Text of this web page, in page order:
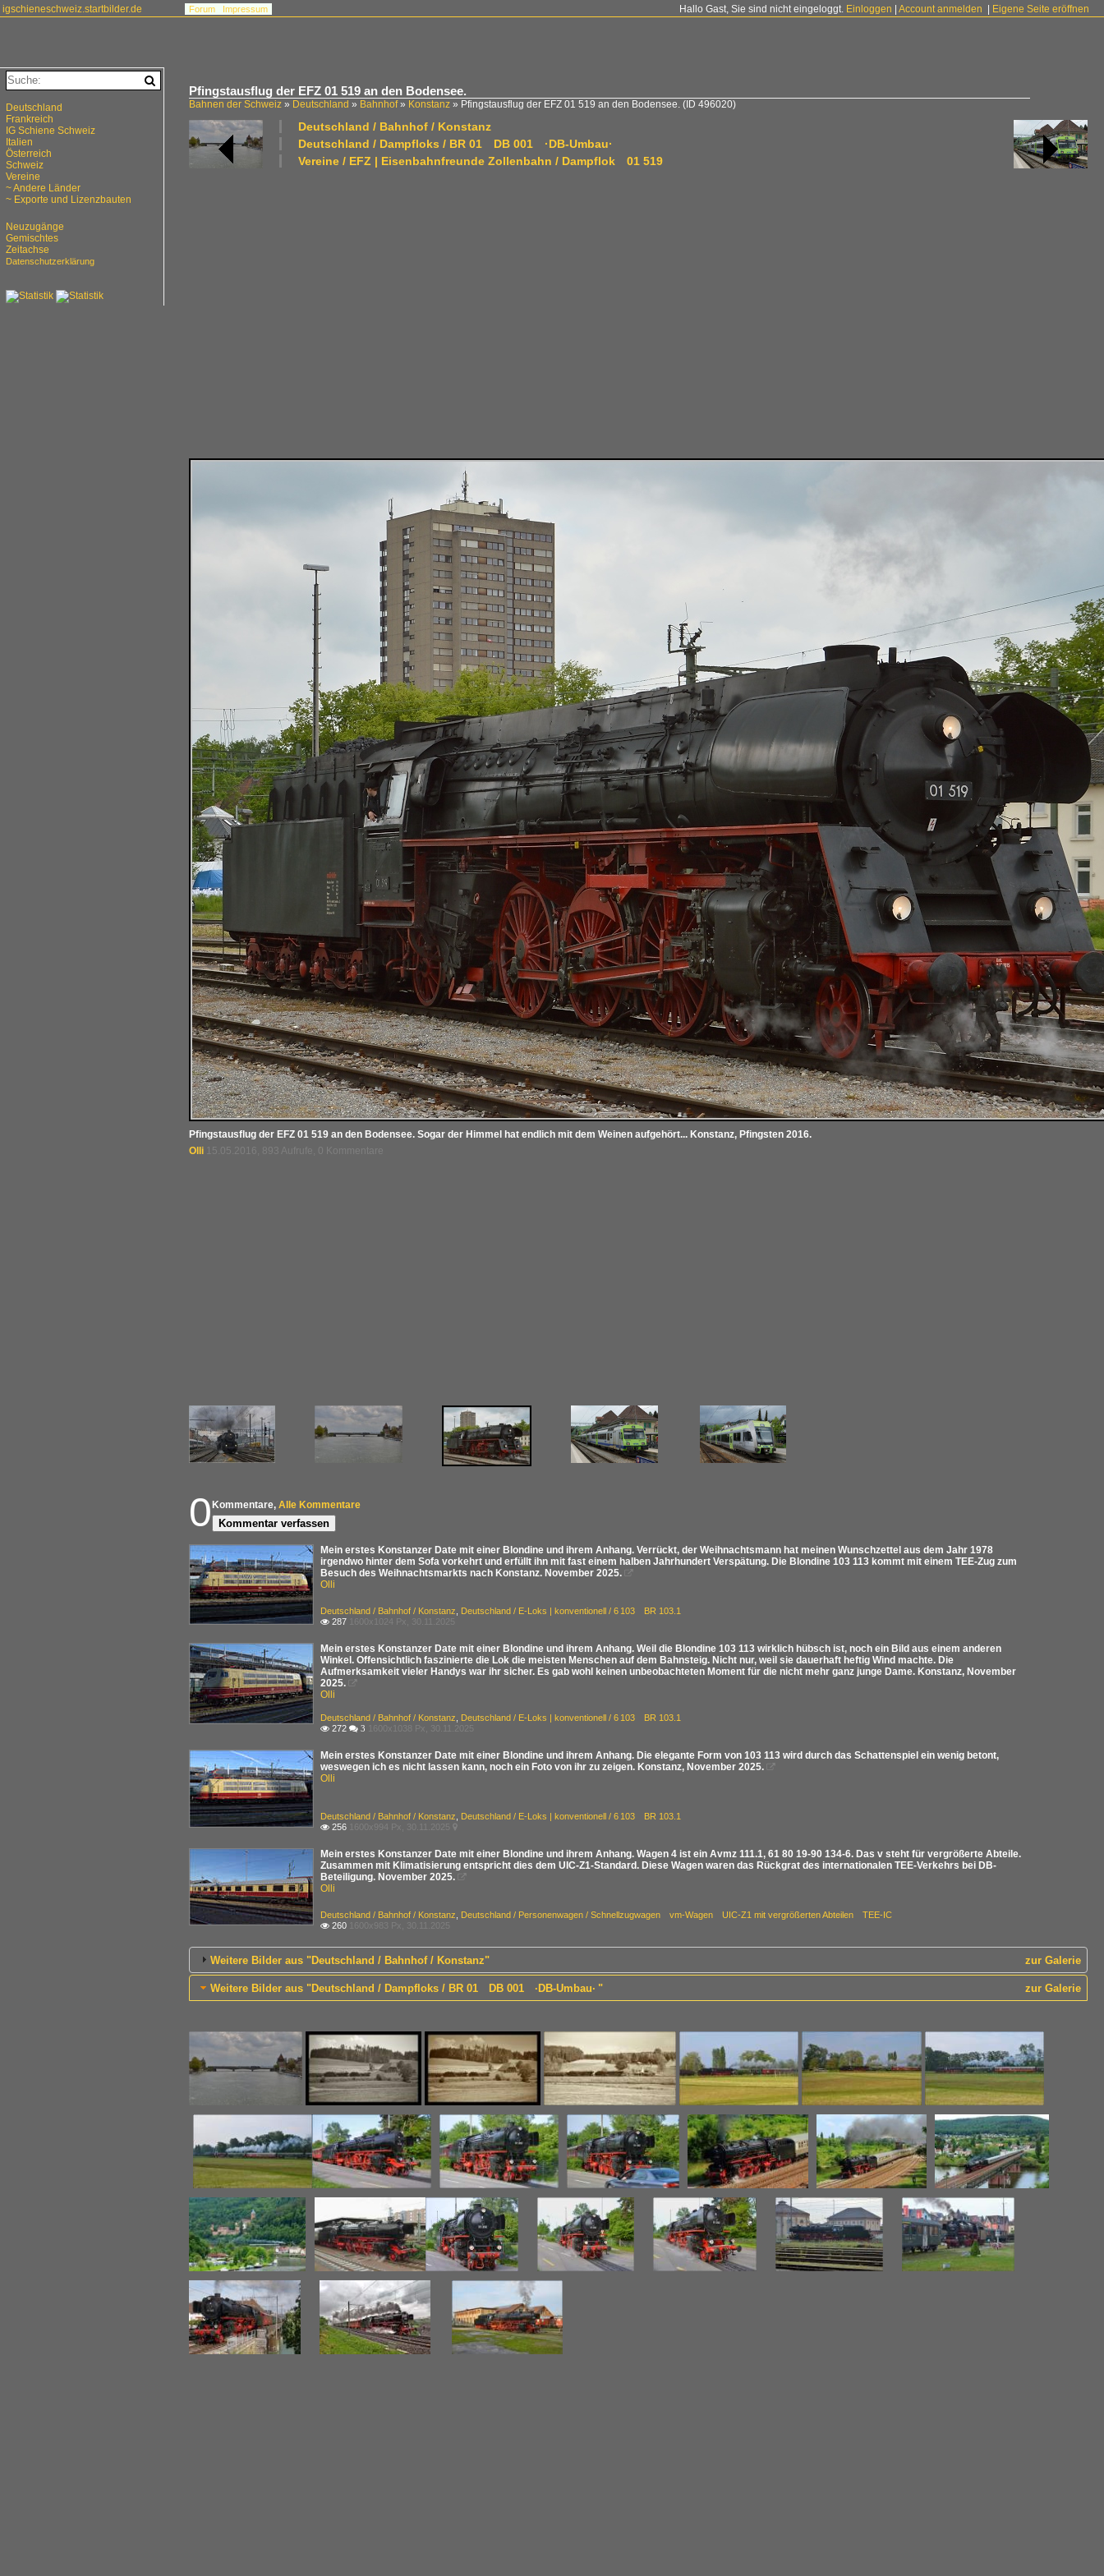
igschieneschweiz.startbilder.de Hallo Gast, Sie sind nicht eingeloggt. Einloggen Account anmelden Eigene Seite eröffnen
Forum Impressum
Pfingstausflug der EFZ 01 519 an den Bodensee.
Bahnen der Schweiz » Deutschland » Bahnhof» Konstanz » Pfingstausflug der EFZ 01 519 an den Bodensee. (ID 496020)
Deutschland / Bahnhof / Konstanz
Deutschland / Dampfloks / BR 01 DB 001 ·DB-Umbau·
Vereine / EFZ | Eisenbahnfreunde Zollenbahn / Dampflok 01 519
Pfingstausflug der EFZ 01 519 an den Bodensee. Sogar der Himmel hat endlich mit dem Weinen aufgehört... Konstanz, Pfingsten 2016.
Olli
15.05.2016, 893 Aufrufe, 0 Kommentare
0 Kommentare, Alle Kommentare
Kommentar verfassen
Mein erstes Konstanzer Date mit einer Blondine und ihrem Anhang. Verrückt, der Weihnachtsmann hat meinen Wunschzettel aus dem Jahr 1978
irgendwo hinter dem Sofa vorkehrt und erfüllt ihn mit fast einem halben Jahrhundert Verspätung. Die Blondine 103 113 kommt mit einem TEE-Zug zum
Besuch des Weihnachtsmarkts nach Konstanz. November 2025.

Olli
Deutschland / Bahnhof / Konstanz Deutschland / E-Loks | konventionell / 6 103 BR 103.1
 287 1600x1024 Px, 30.11.2025
Mein erstes Konstanzer Date mit einer Blondine und ihrem Anhang. Weil die Blondine 103 113 wirklich hübsch ist, noch ein Bild aus einem anderen
Winkel. Offensichtlich faszinierte die Lok die meisten Menschen auf dem Bahnsteig. Nicht nur, weil sie dauerhaft heftig Wind machte. Die
Aufmerksamkeit vieler Handys war ihr sicher. Es gab wohl keinen unbeobachteten Moment für die nicht mehr ganz junge Dame. Konstanz, November
2025.

Olli
Deutschland / Bahnhof / Konstanz Deutschland / E-Loks | konventionell / 6 103 BR 103.1
 272  3 1600x1038 Px, 30.11.2025
Mein erstes Konstanzer Date mit einer Blondine und ihrem Anhang. Die elegante Form von 103 113 wird durch das Schattenspiel ein wenig betont,
weswegen ich es nicht lassen kann, noch ein Foto von ihr zu zeigen. Konstanz, November 2025.

Olli
Deutschland / Bahnhof / Konstanz Deutschland / E-Loks | konventionell / 6 103 BR 103.1
 256 1600x994 Px, 30.11.2025 
Mein erstes Konstanzer Date mit einer Blondine und ihrem Anhang. Wagen 4 ist ein Avmz 111.1, 61 80 19-90 134-6. Das v steht für vergrößerte Abteile.
Zusammen mit Klimatisierung entspricht dies dem UIC-Z1-Standard. Diese Wagen waren das Rückgrat des internationalen TEE-Verkehrs bei DB-
Beteiligung. November 2025.

Olli
Deutschland / Bahnhof / Konstanz Deutschland / Personenwagen / Schnellzugwagen vm-Wagen UIC-Z1 mit vergrößerten Abteilen TEE-IC
 260 1600x983 Px, 30.11.2025
zur Galerie
Weitere Bilder aus "Deutschland / Bahnhof / Konstanz"
zur Galerie
Weitere Bilder aus "Deutschland / Dampfloks / BR 01 DB 001 ·DB-Umbau· "
Deutschland
Frankreich
IG Schiene Schweiz
Italien
Österreich
Schweiz
Vereine
~ Andere Länder
~ Exporte und Lizenzbauten
Neuzugänge
Gemischtes
Zeitachse
Datenschutzerklärung